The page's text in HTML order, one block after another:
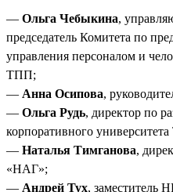
— Ольга Чебыкина,
председатель Комитета по
управления персоналом и
ТПП;
— Анна Осипова,
— Ольга Рудь, директор по
корпоративного
— Наталья Тимганова,
«НАГ»;
— Андрей Тух, заместитель